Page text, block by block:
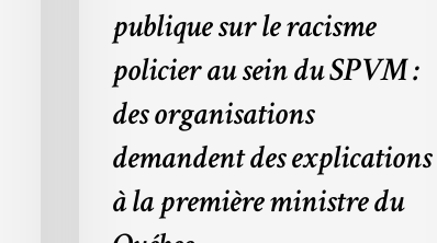
organisations
demandent
explications
première
publique sur le racisme
policier au sein du SPVM :
des organisations
demandent des explications
à la première ministre du